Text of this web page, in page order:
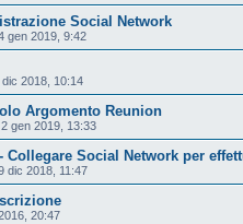
Social Network
gen 2019, 9:42
dic 2018, 10:14
Argomento Reunion
2 gen 2019, 13:33
- Collegare Social Network per
dic 2018, 11:47
20:47